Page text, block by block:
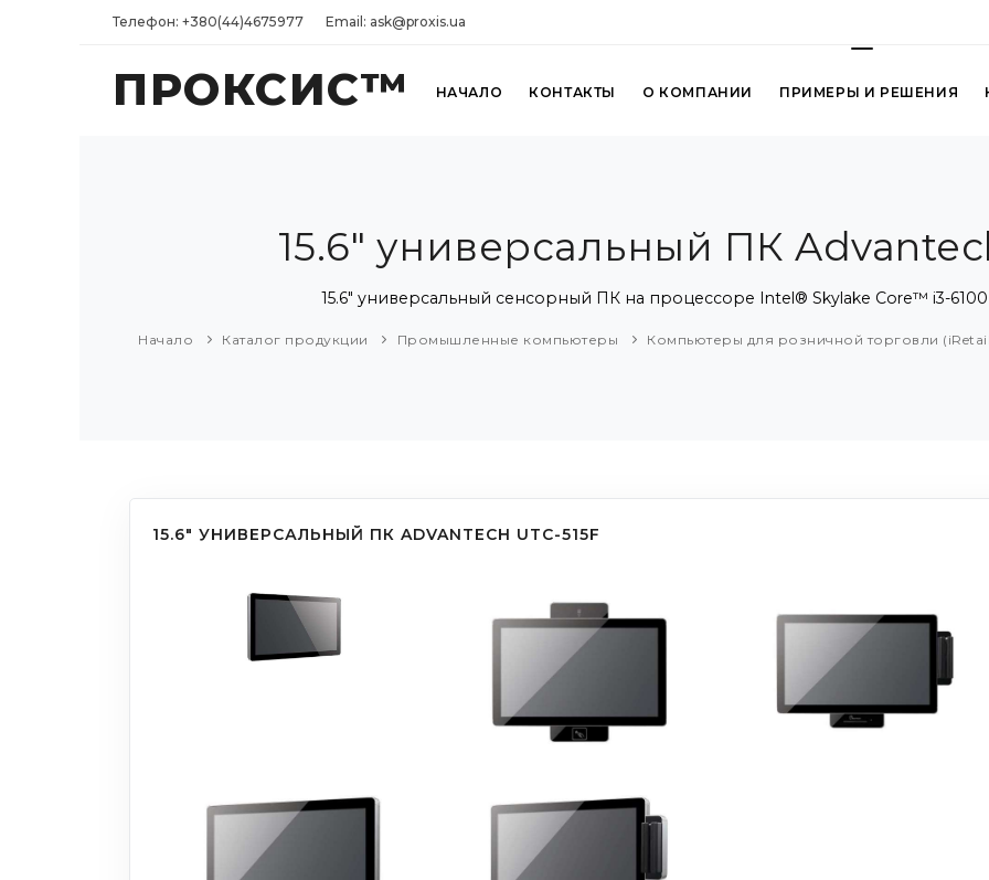
Телефон: +380(44)4675977 Email: ask@proxis.ua
ПРОКСИС™ НАЧАЛО КОНТАКТЫ О КОМПАНИИ ПРИМЕРЫ И РЕШЕНИЯ
15.6" универсальный ПК
15.6" универсальный сенсорный ПК на процессоре Intel® Skylake Core™ i3-
Начало Каталог продукции Промышленные компьютеры Компьютеры для розничной торговли
15.6" УНИВЕРСАЛЬНЫЙ ПК ADVANTECH UTC-515F